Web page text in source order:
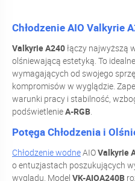
Chłodzenie AIO Valkyrie
Valkyrie A240łączy najwyższą
olśniewającą estetyką. To
wymagających od swojego
kompromisów w wyglądzie.
warunki pracy i stabilność,
podświetlenieA-RGB.
Potęga Chłodzenia i
Chłodzenie wodneAIOValkyrie
o entuzjastach poszukujących
wyglądu. Model VK-AIOA240B